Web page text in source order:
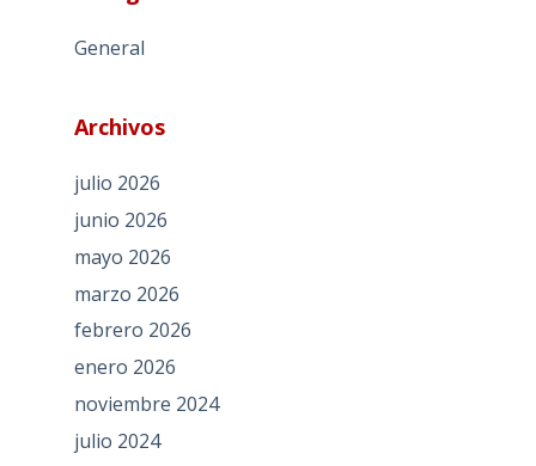
General
Archivos
julio 2026
junio 2026
mayo 2026
marzo 2026
febrero 2026
enero 2026
noviembre 2024
julio 2024